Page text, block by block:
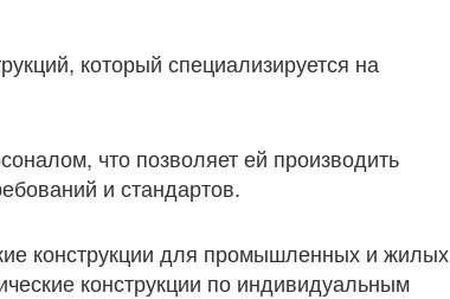
который специализируется на
что позволяет ей производить
и стандартов.
конструкции для промышленных и жилых
конструкции по индивидуальным